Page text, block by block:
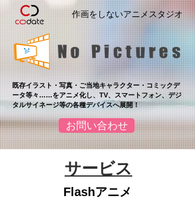
作画をしないアニメスタジオ
既存イラスト・写真・ご当地キャラクター・コミックデ
ータ等々……をアニメ化し、TV、スマートフォン、デジ
タルサイネージ等の各種デバイスへ展開！
お問い合わせ
サービス
Flashアニメ